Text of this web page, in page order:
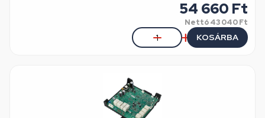
54 660 Ft
Nettó43 040 Ft
KOSÁRBA